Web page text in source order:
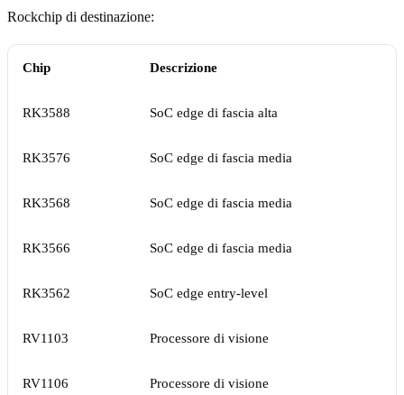
Rockchip di destinazione:
Chip Descrizione
RK3588 SoC edge di fascia alta
RK3576 SoC edge di fascia media
RK3568 SoC edge di fascia media
RK3566 SoC edge di fascia media
RK3562 SoC edge entry-level
RV1103 Processore di visione
RV1106 Processore di visione